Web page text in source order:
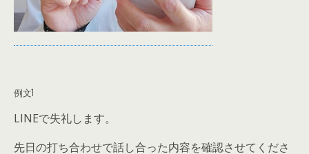
例文1
LINEで失礼します。
先日の打ち合わせで話し合った内容を確認させてくださ